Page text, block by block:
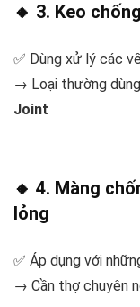
🔸 3. Keo
✅ Dùng xử lý các
→ Loại thường
Joint
🔸 4. Màng
lỏng
✅ Áp dụng với
→ Cần thợ chuyên